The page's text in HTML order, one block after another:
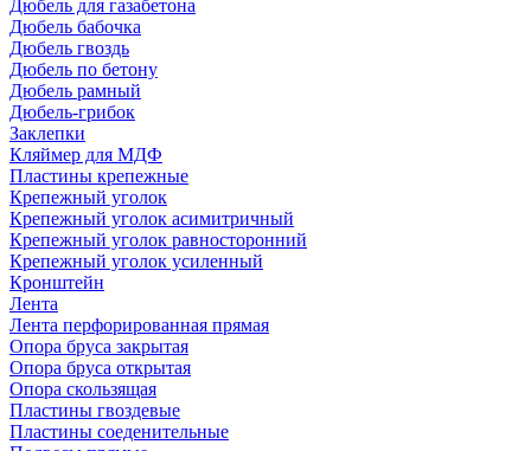
Дюбель для газабетона
Дюбель бабочка
Дюбель гвоздь
Дюбель по бетону
Дюбель рамный
Дюбель-грибок
Заклепки
Кляймер для МДФ
Пластины крепежные
Крепежный уголок
Крепежный уголок асимитричный
Крепежный уголок равносторонний
Крепежный уголок усиленный
Кронштейн
Лента
Лента перфорированная прямая
Опора бруса закрытая
Опора бруса открытая
Опора скользящая
Пластины гвоздевые
Пластины соеденительные